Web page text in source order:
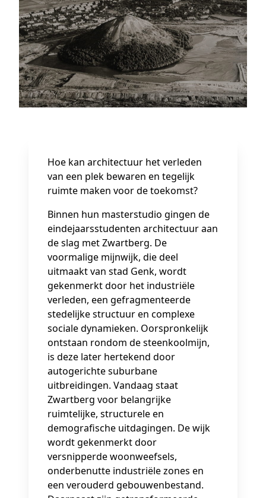
Hoe kan architectuur het verleden
van een plek bewaren en tegelijk
ruimte maken voor de toekomst?
Binnen hun masterstudio gingen de
eindejaarsstudenten architectuur aan
de slag met Zwartberg. De
voormalige mijnwijk, die deel
uitmaakt van stad Genk, wordt
gekenmerkt door het industriële
verleden, een gefragmenteerde
stedelijke structuur en complexe
sociale dynamieken. Oorspronkelijk
ontstaan rondom de steenkoolmijn,
is deze later hertekend door
autogerichte suburbane
uitbreidingen. Vandaag staat
Zwartberg voor belangrijke
ruimtelijke, structurele en
demografische uitdagingen. De wijk
wordt gekenmerkt door
versnipperde woonweefsels,
onderbenutte industriële zones en
een verouderd gebouwenbestand.